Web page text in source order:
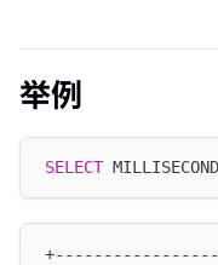
举例
SELECT